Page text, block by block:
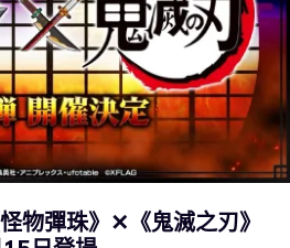
物彈珠》✕《鬼滅之刃》